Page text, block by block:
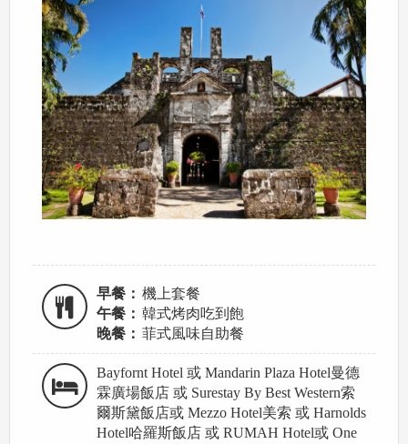
早餐： 機上套餐
午餐： 韓式烤肉吃到飽
晚餐： 菲式風味自助餐
Bayfornt Hotel 或 Mandarin Plaza Hotel曼德
霖廣場飯店 或 Surestay By Best Western索
爾斯黛飯店或 Mezzo Hotel美索 或 Harnolds
Hotel哈羅斯飯店 或 RUMAH Hotel或 One